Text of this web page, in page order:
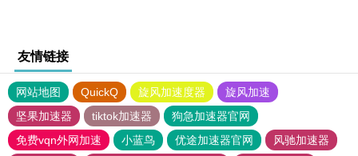
友情链接
网站地图 QuickQ 旋风加速度器
旋风加速
坚果加速器
tiktok加速器
狗急加速器官网
免费vqn外网加速
小蓝鸟 优途加速器官网
风驰加速器